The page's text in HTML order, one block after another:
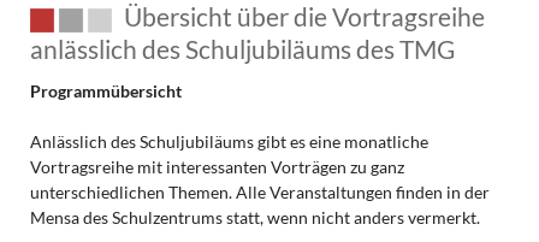
Übersicht über die Vortragsreihe
anlässlich des Schuljubiläums des TMG
Programmübersicht
Anlässlich des Schuljubiläums gibt es eine monatliche
Vortragsreihe mit interessanten Vorträgen zu ganz
unterschiedlichen Themen. Alle Veranstaltungen finden in der
Mensa des Schulzentrums statt, wenn nicht anders vermerkt.